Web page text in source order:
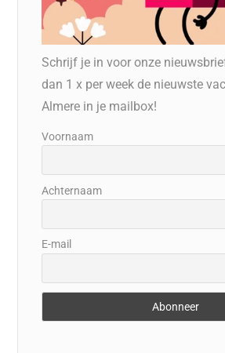
Schrijf je in voor onze
dan 1 x per week de nieuwste
Almere in je mailbox!
Voornaam
Achternaam
E-mail